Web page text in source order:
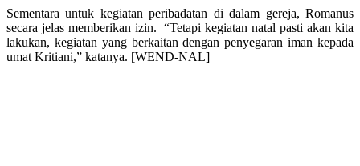
Sementara untuk kegiatan peribadatan di dalam gereja, Romanus
secara jelas memberikan izin. “Tetapi kegiatan natal pasti akan kita
lakukan, kegiatan yang berkaitan dengan penyegaran iman kepada
umat Kritiani,” katanya. [WEND-NAL]